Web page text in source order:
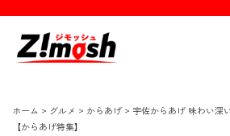
ホーム > グルメ > からあげ > 宇佐からあげ 味わい深
【からあげ特集】